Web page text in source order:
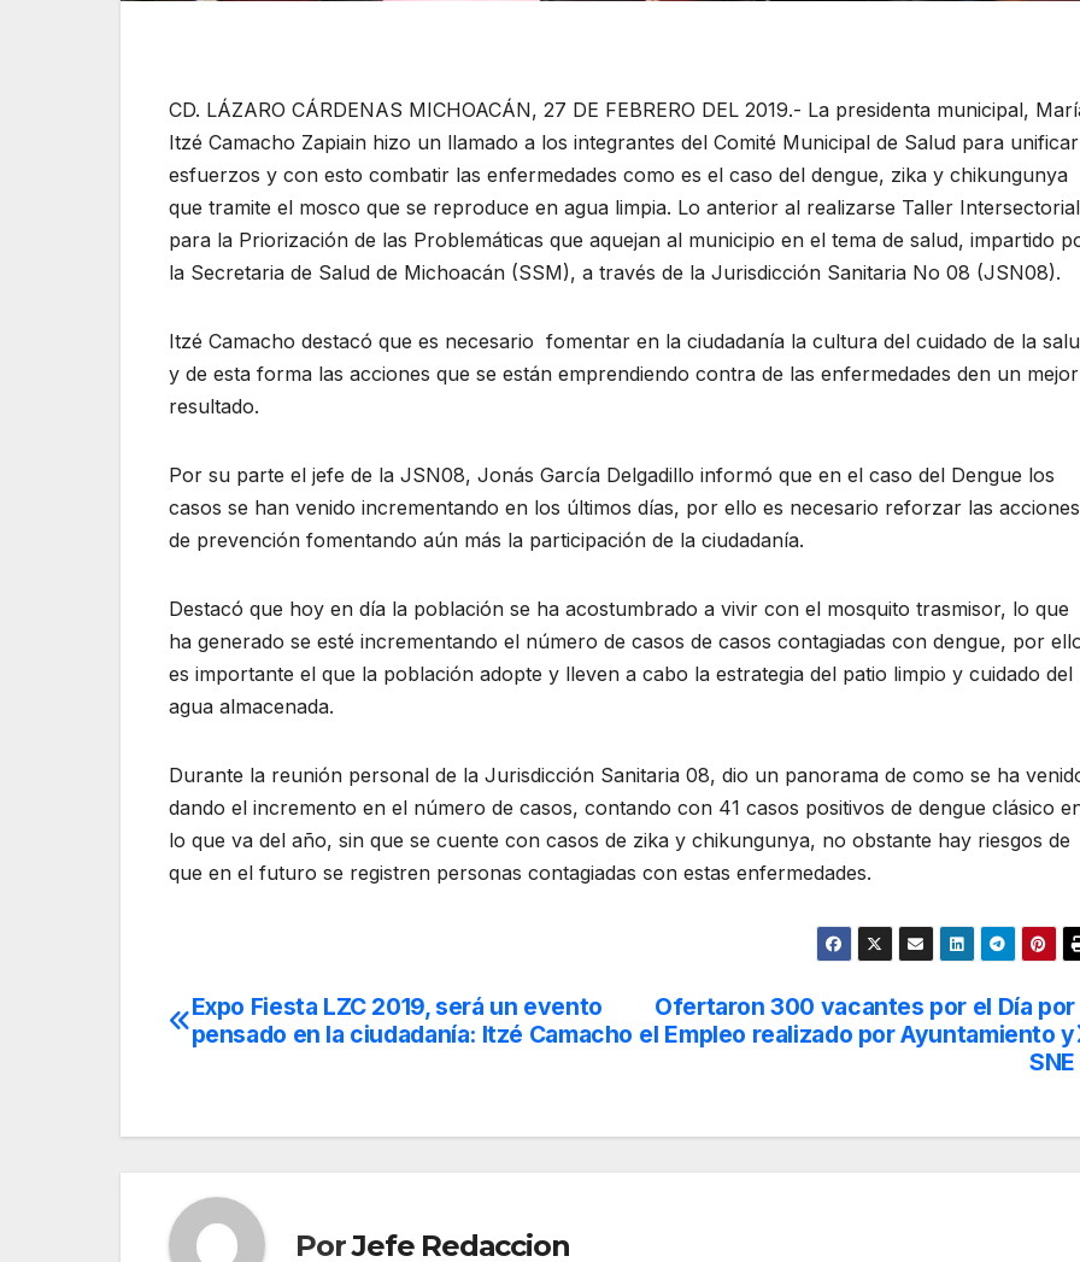
CD. LÁZARO CÁRDENAS MICHOACÁN, 27 DE FEBRERO DEL 2019.- La presidenta municipal,
Itzé Camacho Zapiain hizo un llamado a los integrantes del Comité Municipal de Salud para unificar
esfuerzos y con esto combatir las enfermedades como es el caso del dengue, zika y chikungunya
que tramite el mosco que se reproduce en agua limpia. Lo anterior al realizarse Taller Intersectorial
para la Priorización de las Problemáticas que aquejan al municipio en el tema de salud, impartido
la Secretaria de Salud de Michoacán (SSM), a través de la Jurisdicción Sanitaria No 08 (JSN08).
Itzé Camacho destacó que es necesario fomentar en la ciudadanía la cultura del cuidado de la
y de esta forma las acciones que se están emprendiendo contra de las enfermedades den un mejor
resultado.
Por su parte el jefe de la JSN08, Jonás García Delgadillo informó que en el caso del Dengue los
casos se han venido incrementando en los últimos días, por ello es necesario reforzar las acciones
de prevención fomentando aún más la participación de la ciudadanía.
Destacó que hoy en día la población se ha acostumbrado a vivir con el mosquito trasmisor, lo que
ha generado se esté incrementando el número de casos de casos contagiadas con dengue, por
es importante el que la población adopte y lleven a cabo la estrategia del patio limpio y cuidado del
agua almacenada.
Durante la reunión personal de la Jurisdicción Sanitaria 08, dio un panorama de como se ha
dando el incremento en el número de casos, contando con 41 casos positivos de dengue clásico
lo que va del año, sin que se cuente con casos de zika y chikungunya, no obstante hay riesgos de
que en el futuro se registren personas contagiadas con estas enfermedades.
Navegación
Ofertaron 300 vacantes por el Día por
el Empleo realizado por Ayuntamiento y
SNE
Expo Fiesta LZC 2019, será un evento
pensado en la ciudadanía: Itzé Camacho
PorJefe Redaccion